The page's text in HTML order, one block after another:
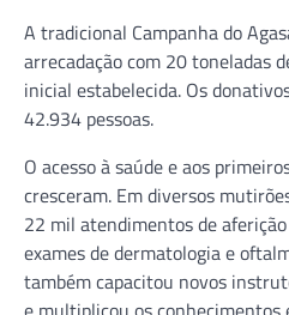
A tradicional Campanha do
arrecadação com 20 toneladas
inicial estabelecida. Os
42.934 pessoas.
O acesso à saúde e aos
cresceram. Em diversos
22 mil atendimentos de
exames de dermatologia e
também capacitou novos